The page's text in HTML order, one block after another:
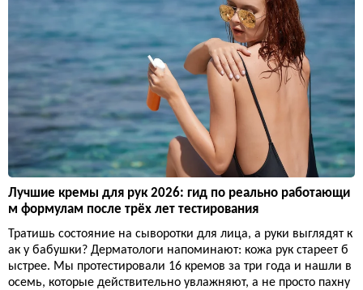
Лучшие кремы для рук 2026: гид по реально работающи
м формулам после трёх лет тестирования
Тратишь состояние на сыворотки для лица, а руки выглядят к
ак у бабушки? Дерматологи напоминают: кожа рук стареет б
ыстрее. Мы протестировали 16 кремов за три года и нашли в
осемь, которые действительно увлажняют, а не просто пахну